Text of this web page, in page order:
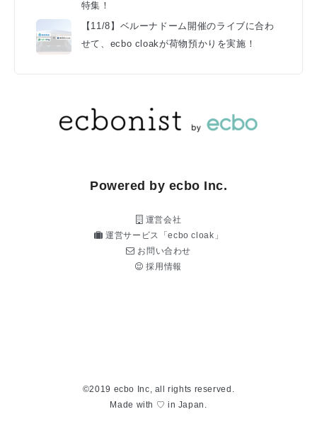
特集！
【11/8】ベルーナドーム開催のライブに合わ
せて、ecbo cloakが荷物預かりを実施！
Powered by ecbo Inc.
運営会社
運営サービス「ecbo cloak」
お問い合わせ
採用情報
©2019 ecbo Inc, all rights reserved.
Made with ♡ in Japan.